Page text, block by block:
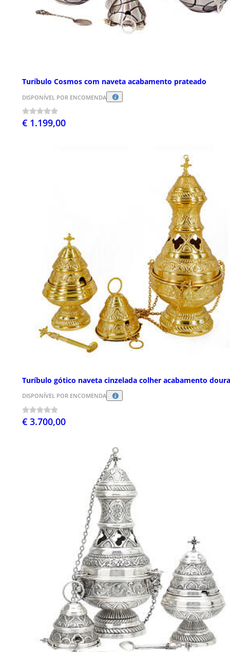
Turíbulo Cosmos com naveta acabamento prateado
DISPONÍVEL POR ENCOMENDA
€ 1.199,00
Turíbulo gótico naveta cinzelada colher acabamento
DISPONÍVEL POR ENCOMENDA
€ 3.700,00